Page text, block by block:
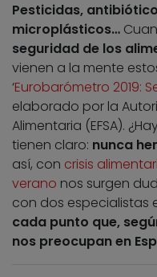
Pesticidas,
microplásticos…
seguridad de los
vienen a la mente
‘Eurobarómetro 2019:
elaborado por la
Alimentaria (EFSA).
tienen claro: nunca
así, con crisis
verano nos surgen
con dos especialistas
cada punto que,
nos preocupan en